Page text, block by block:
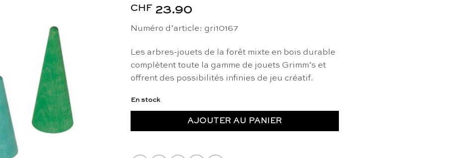
CHF 23.90
Numéro d’article: gri10167
Les arbres-jouets de la forêt mixte en bois durable
complètent toute la gamme de jouets Grimm’s et
offrent des possibilités infinies de jeu créatif.
En stock
AJOUTER AU PANIER